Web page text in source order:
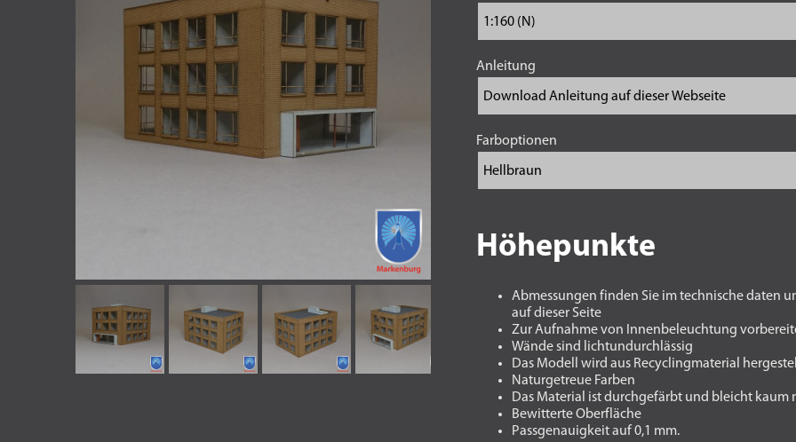
Anleitung
Farboptionen
Höhepunkte
Abmessungen finden Sie im technische daten
auf dieser Seite
Zur Aufnahme von Innenbeleuchtung
Wände sind lichtundurchlässig
Das Modell wird aus Recyclingmaterial
Naturgetreue Farben
Das Material ist durchgefärbt und bleicht kaum
Bewitterte Oberfläche
Passgenauigkeit auf 0,1 mm.